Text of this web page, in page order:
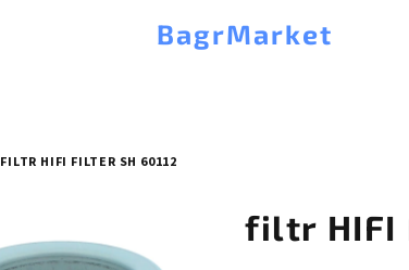
BagrMarket
FILTR HIFI FILTER SH 60112
filtr HIFI